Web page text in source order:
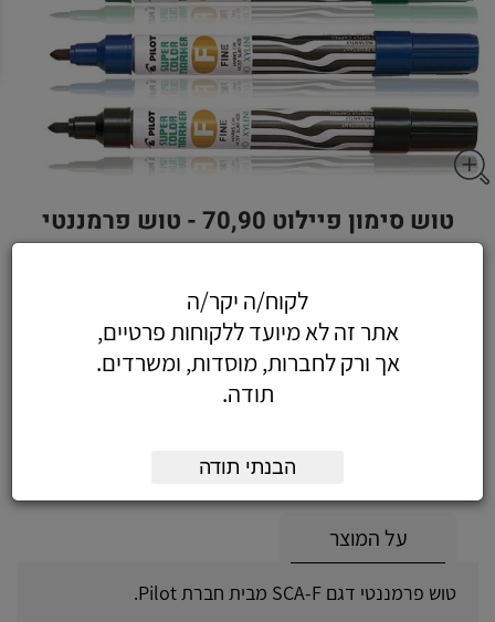
טוש סימון פיילוט 70,90 - טוש פרמננטי
כולל מע"מ
הזמן עכשיו
על המוצר
טוש פרמננטי דגם SCA-F מבית חברת Pilot.
לקוח/ה יקר/ה
אתר זה לא מיועד ללקוחות פרטיים,
אך ורק לחברות, מוסדות, ומשרדים.
תודה.
הבנתי תודה